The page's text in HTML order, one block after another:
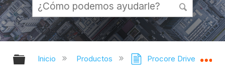
Expandir/contraer jerarquía global
Inicio Productos Procore Drive